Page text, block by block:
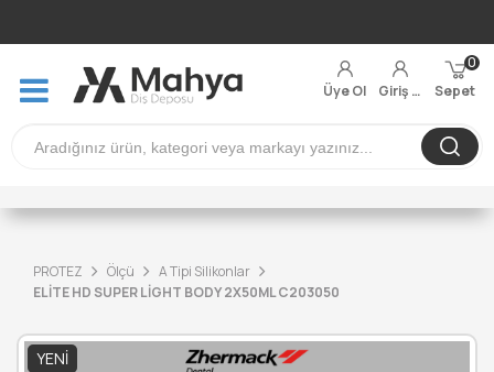
Üye Ol Giriş Yap Sepet
0
PROTEZ Ölçü
A Tipi Silikonlar
ELİTE HD SUPER LİGHT BODY 2X50ML C203050
YENI